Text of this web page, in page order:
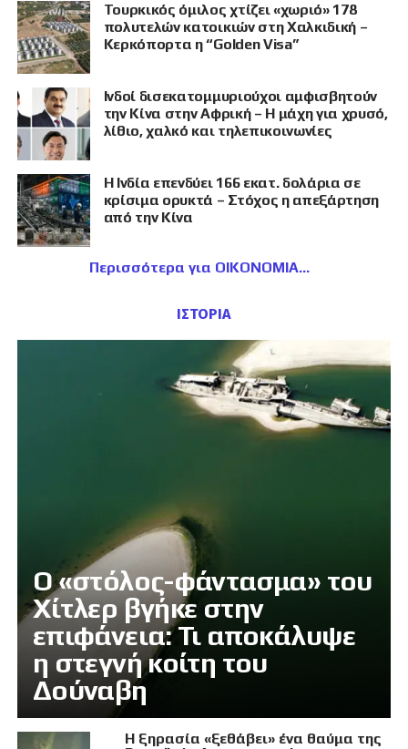
Τουρκικός όμιλος χτίζει «χωριό» 178
πολυτελών κατοικιών στη Χαλκιδική –
Κερκόπορτα η “Golden Visa”
Ινδοί δισεκατομμυριούχοι αμφισβητούν
την Κίνα στην Αφρική – Η μάχη για χρυσό,
λίθιο, χαλκό και τηλεπικοινωνίες
Η Ινδία επενδύει 166 εκατ. δολάρια σε
κρίσιμα ορυκτά – Στόχος η απεξάρτηση
από την Κίνα
Περισσότερα για ΟΙΚΟΝΟΜΙΑ
ΙΣΤΟΡΙΑ
Ο «στόλος-φάντασμα» του
Χίτλερ βγήκε στην
επιφάνεια: Τι αποκάλυψε
η στεγνή κοίτη του
Δούναβη
Η ξηρασία «ξεθάβει» ένα θαύμα της